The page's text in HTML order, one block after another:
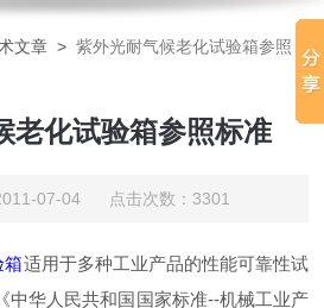
文章 >紫外光耐气候老化试验箱参照
老化试验箱参照标准
07-04 点击次数：3301
箱适用于多种工业产品的性能可靠性试
中华人民共和国国家标准--机械工业产